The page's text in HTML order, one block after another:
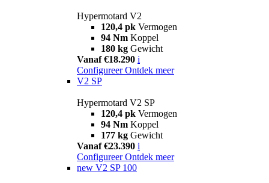
Hypermotard V2
120,4 pk Vermogen
94 Nm Koppel
180 kg Gewicht
Vanaf €18.290 i
Configureer Ontdek meer
V2 SP
Hypermotard V2 SP
120,4 pk Vermogen
94 Nm Koppel
177 kg Gewicht
Vanaf €23.390 i
Configureer Ontdek meer
new V2 SP 100